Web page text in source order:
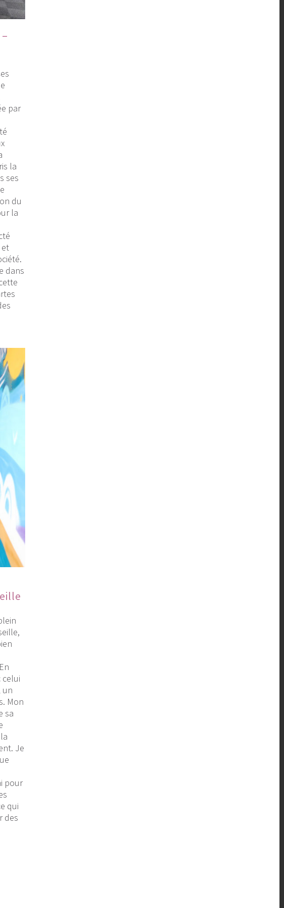
par
la
ses
du
la
dans
celui
un
Mon
sa
Je
pour
qui
des